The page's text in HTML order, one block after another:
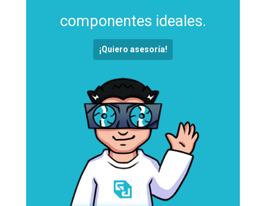
componentes ideales.
¡Quiero asesoría!